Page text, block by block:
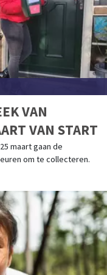
VAN
VAN START
maart gaan de
om te collecteren.